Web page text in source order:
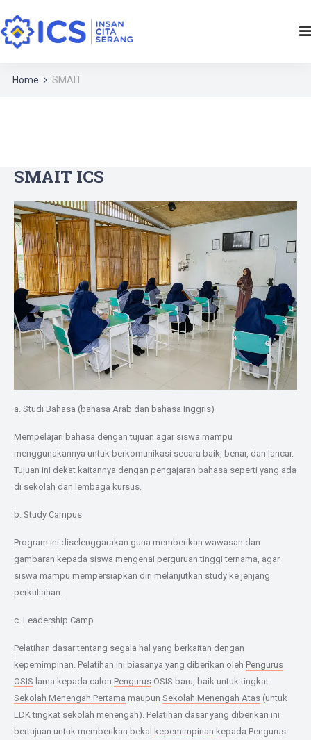
Home SMAIT
SMAIT ICS
a. Studi Bahasa (bahasa Arab dan bahasa Inggris)
Mempelajari bahasa dengan tujuan agar siswa mampu
menggunakannya untuk berkomunikasi secara baik, benar, dan lancar.
Tujuan ini dekat kaitannya dengan pengajaran bahasa seperti yang ada
di sekolah dan lembaga kursus.
b. Study Campus
Program ini diselenggarakan guna memberikan wawasan dan
gambaran kepada siswa mengenai perguruan tinggi ternama, agar
siswa mampu mempersiapkan diri melanjutkan study ke jenjang
perkuliahan.
c. Leadership Camp
Pelatihan dasar tentang segala hal yang berkaitan dengan
kepemimpinan. Pelatihan ini biasanya yang diberikan oleh Pengurus
OSIS lama kepada calon Pengurus OSIS baru, baik untuk tingkat
Sekolah Menengah Pertama maupun Sekolah Menengah Atas (untuk
LDK tingkat sekolah menengah). Pelatihan dasar yang diberikan ini
bertujuan untuk memberikan bekal kepemimpinan kepada Pengurus